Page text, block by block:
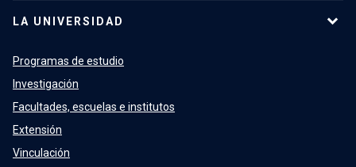
LA UNIVERSIDAD
Programas de estudio
Investigación
Facultades, escuelas e institutos
Extensión
Vinculación